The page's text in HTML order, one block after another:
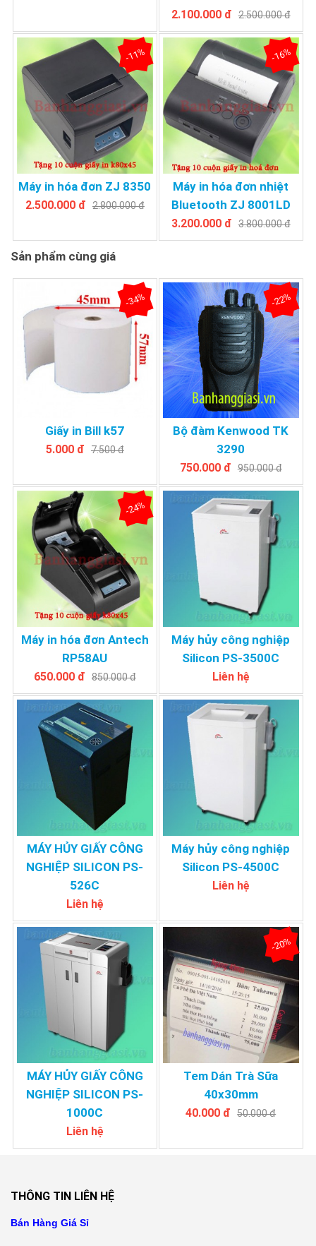
2.100.000 đ 2.500.000 đ
Máy in hóa đơn ZJ 8350
-11%
2.500.000 đ 2.800.000 đ
Máy in hóa đơn nhiệt
Bluetooth ZJ 8001LD
-16%
3.200.000 đ 3.800.000 đ
Sản phẩm cùng giá
Giấy in Bill k57
-34%
5.000 đ 7.500 đ
Bộ đàm Kenwood TK
3290
-22%
750.000 đ 950.000 đ
Máy in hóa đơn Antech
RP58AU
-24%
650.000 đ 850.000 đ
Máy hủy công nghiệp
Silicon PS-3500C
Liên hệ
MÁY HỦY GIẤY CÔNG
NGHIỆP SILICON PS-
526C
Liên hệ
Máy hủy công nghiệp
Silicon PS-4500C
Liên hệ
MÁY HỦY GIẤY CÔNG
NGHIỆP SILICON PS-
1000C
Liên hệ
Tem Dán Trà Sữa
40x30mm
-20%
40.000 đ 50.000 đ
THÔNG TIN LIÊN HỆ
Bán Hàng Giá Sỉ